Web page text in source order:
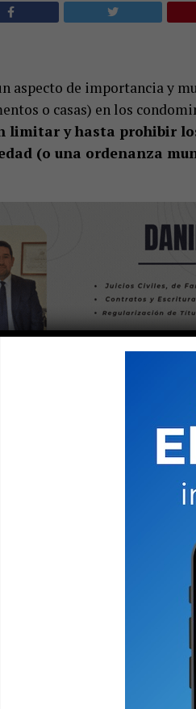
aspecto de importancia y
o casas) en los
limitar y hasta prohibir
(o una ordenanza
que entre los
normas de
como
no produzca
del condominio
ni
—de lo anterior– que
prohibir, a un
es decir,
entre los vocablos
los reglamentos de
por ejemplo, su
Sin embargo, la
y sanciones